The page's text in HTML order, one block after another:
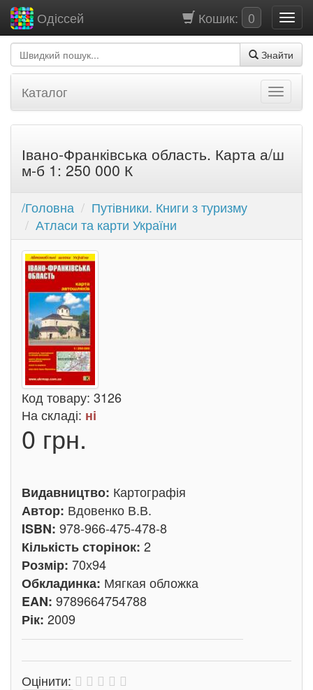
Кошик: 0
Одіссей
Знайти
Каталог
Івано-Франківська область. Карта а/ш
м-б 1: 250 000 К
/Головна
Путівники. Книги з туризму
Атласи та карти України
Код товару: 3126
На складі: ні
0 грн.
Видавництво: Картографія
Автор: Вдовенко В.В.
ISBN: 978-966-475-478-8
Кількість сторінок: 2
Розмір: 70х94
Обкладинка: Мягкая обложка
EAN: 9789664754788
Рік: 2009
Оцінити: